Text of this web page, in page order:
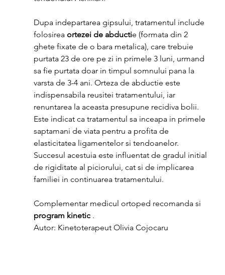
Dupa indepartarea gipsului, tratamentul include
folosirea ortezei de abductie (formata din 2
ghete fixate de o bara metalica), care trebuie
purtata 23 de ore pe zi in primele 3 luni, urmand
sa fie purtata doar in timpul somnului pana la
varsta de 3-4 ani. Orteza de abductie este
indispensabila reusitei tratamentului, iar
renuntarea la aceasta presupune recidiva bolii.
Este indicat ca tratamentul sa inceapa in primele
saptamani de viata pentru a profita de
elasticitatea ligamentelor si tendoanelor.
Succesul acestuia este influentat de gradul initial
de rigiditate al piciorului, cat si de implicarea
familiei in continuarea tratamentului.
Complementar medicul ortoped recomanda si
program kinetic .
Autor: Kinetoterapeut Olivia Cojocaru